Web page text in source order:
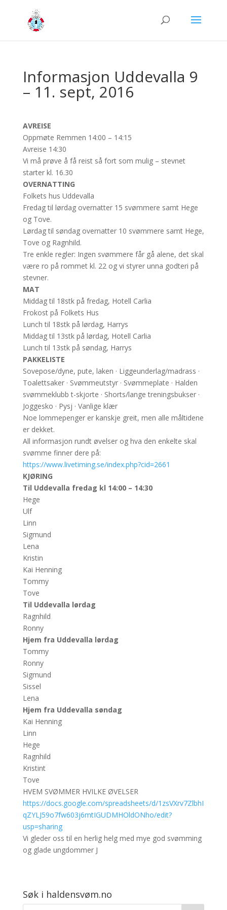
Informasjon Uddevalla 9
– 11. sept, 2016
AVREISE
Oppmøte Remmen 14:00 – 14:15
Avreise 14:30
Vi må prøve å få reist så fort som mulig – stevnet
starter kl. 16.30
OVERNATTING
Folkets hus Uddevalla
Fredag til lørdag overnatter 15 svømmere samt Hege
og Tove.
Lørdag til søndag overnatter 10 svømmere samt Hege,
Tove og Ragnhild.
Tre enkle regler: Ingen svømmere får gå alene, det skal
være ro på rommet kl. 22 og vi styrer unna godteri på
stevner.
MAT
Middag til 18stk på fredag, Hotell Carlia
Frokost på Folkets Hus
Lunch til 18stk på lørdag, Harrys
Middag til 13stk på lørdag, Hotell Carlia
Lunch til 13stk på søndag, Harrys
PAKKELISTE
Sovepose/dyne, pute, laken · Liggeunderlag/madrass ·
Toalettsaker · Svømmeutstyr · Svømmeplate · Halden
svømmeklubb t-skjorte · Shorts/lange treningsbukser ·
Joggesko · Pysj · Vanlige klær
Noe lommepenger er kanskje greit, men alle måltidene
er dekket.
All informasjon rundt øvelser og hva den enkelte skal
svømme finner dere på:
https://www.livetiming.se/index.php?cid=2661
KJØRING
Til Uddevalla fredag kl 14:00 – 14:30
Hege
Ulf
Linn
Sigmund
Lena
Kristin
Kai Henning
Tommy
Tove
Til Uddevalla lørdag
Ragnhild
Ronny
Hjem fra Uddevalla lørdag
Tommy
Ronny
Sigmund
Sissel
Lena
Hjem fra Uddevalla søndag
Kai Henning
Linn
Hege
Ragnhild
Kristint
Tove
HVEM SVØMMER HVILKE ØVELSER
https://docs.google.com/spreadsheets/d/1zsVXrv7ZlbhI
qZYLJ59o7fw603j6mtIGUDMHOldONho/edit?
usp=sharing
Vi gleder oss til en herlig helg med mye god svømming
og glade ungdommer J
Søk i haldensvøm.no